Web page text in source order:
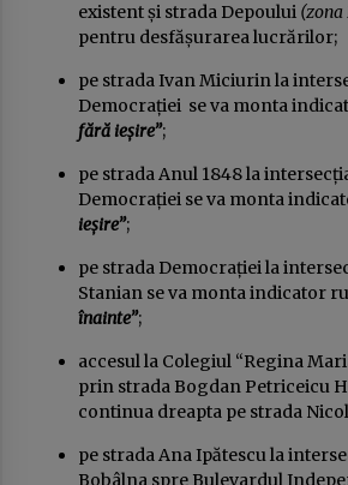
existent și strada Depoului (zona
pentru desfășurarea lucrărilor;
pe strada Ivan Miciurin la
Democrației se va monta
fără ieșire”;
pe strada Anul 1848 la
Democrației se va monta
ieșire”;
pe strada Democrației la
Stanian se va monta indicator
înainte”;
accesul la Colegiul “Regina
prin strada Bogdan Petriceicu
continua dreapta pe strada
pe strada Ana Ipătescu la
Bobâlna spre Bulevardul